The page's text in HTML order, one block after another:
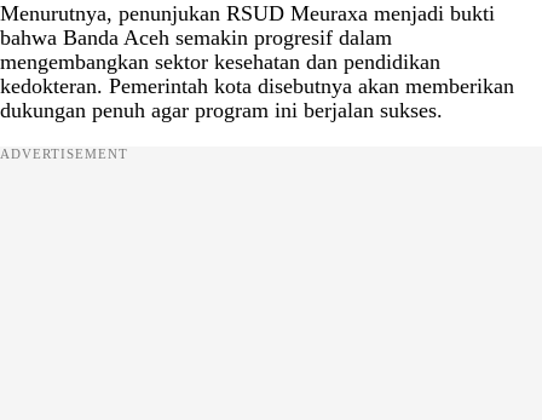
Menurutnya, penunjukan RSUD Meuraxa menjadi bukti
bahwa Banda Aceh semakin progresif dalam
mengembangkan sektor kesehatan dan pendidikan
kedokteran. Pemerintah kota disebutnya akan memberikan
dukungan penuh agar program ini berjalan sukses.
ADVERTISEMENT